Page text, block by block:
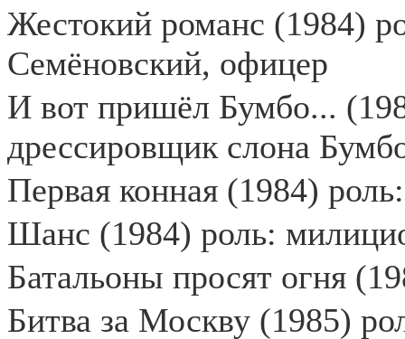
Жестокий романс (1984)
Семёновский, офицер
И вот пришёл Бумбо...
дрессировщик слона
Первая конная (1984)
Шанс (1984) роль:
Батальоны просят огня
Битва за Москву (1985)